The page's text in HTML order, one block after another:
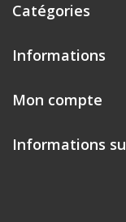
Catégories
Informations
Mon compte
Informations